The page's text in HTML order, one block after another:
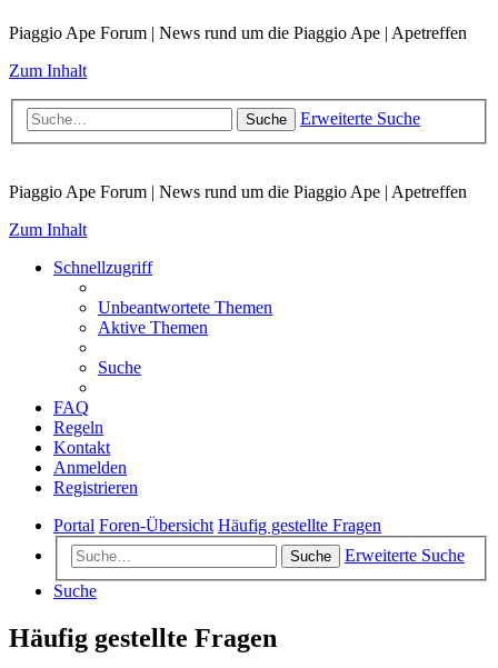
Piaggio Ape Forum | News rund um die Piaggio Ape | Apetreffen
Zum Inhalt
Suche Erweiterte Suche
Piaggio Ape Forum | News rund um die Piaggio Ape | Apetreffen
Zum Inhalt
Schnellzugriff
Unbeantwortete Themen
Aktive Themen
Suche
FAQ
Regeln
Kontakt
Anmelden
Registrieren
Portal Foren-Übersicht Häufig gestellte Fragen
Suche
Erweiterte Suche
Suche
Häufig gestellte Fragen